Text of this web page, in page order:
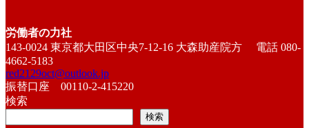
労働者の力社
143-0024 東京都大田区中央7-12-16 大森助産院方 電話 080-
4662-5183
red2129oct@outlook.jp
振替口座 00110-2-415220
検索
検索